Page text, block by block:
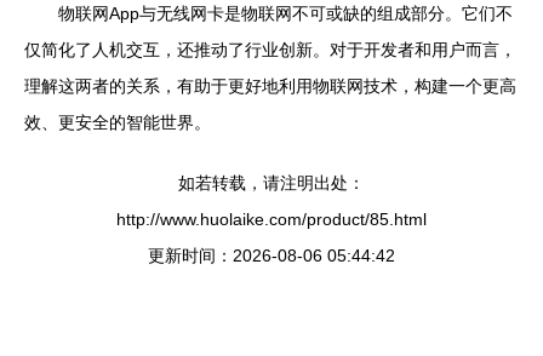
物联网App与无线网卡是物联网不可或缺的组成部分。它们不
仅简化了人机交互，还推动了行业创新。对于开发者和用户而言，
理解这两者的关系，有助于更好地利用物联网技术，构建一个更高
效、更安全的智能世界。
如若转载，请注明出处：
http://www.huolaike.com/product/85.html
更新时间：2026-08-06 05:44:42